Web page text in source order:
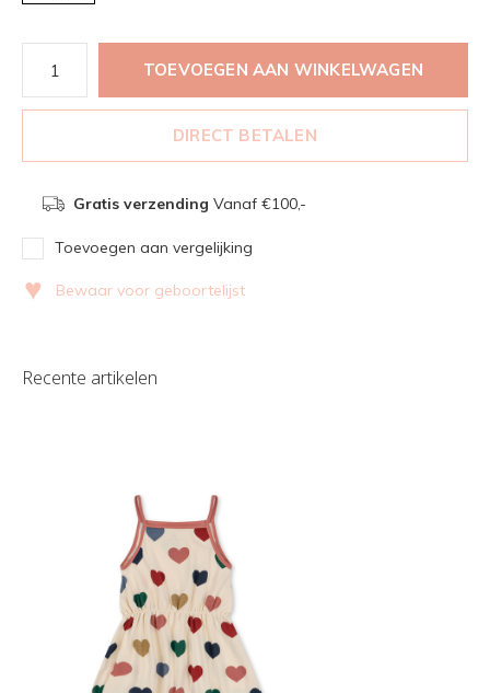
TOEVOEGEN AAN WINKELWAGEN
DIRECT BETALEN
Gratis verzending Vanaf €100,-
Toevoegen aan vergelijking
♥ Bewaar voor geboortelijst
Recente artikelen